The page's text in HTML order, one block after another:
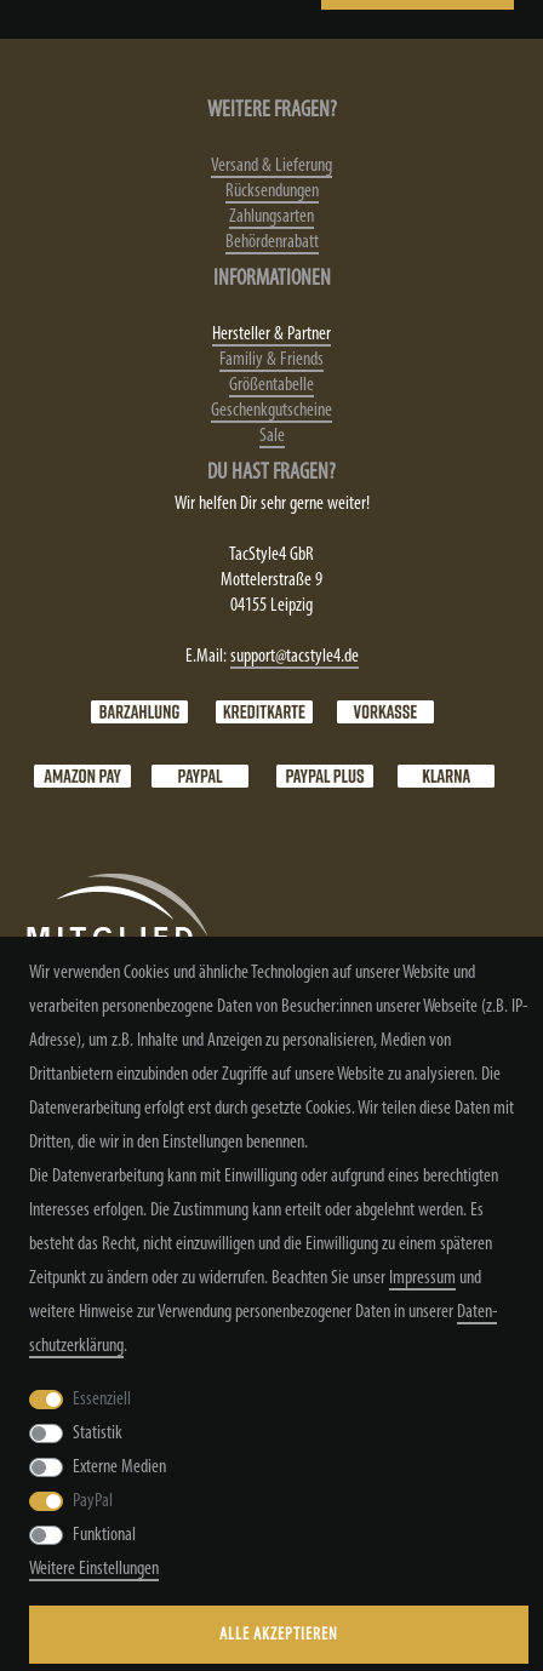
WEITERE FRAGEN?
Versand & Lieferung
Rücksendungen
Zahlungsarten
Behördenrabatt
INFORMATIONEN
Hersteller & Partner
Familiy & Friends
Größentabelle
Geschenkgutscheine
Sale
DU HAST FRAGEN?
Wir helfen Dir sehr gerne weiter!
TacStyle4 GbR
Mottelerstraße 9
04155 Leipzig
E.Mail:support@tacstyle4.de
Alle Preisangaben inkl. MwSt. zzgl. Versand
Widerrufs­recht
© Copyright by TacStyle4 GbR 2026 | Alle Rechte vorbehalten.
Wir verwenden Cookies und ähnliche Technologien auf unserer Website und
verarbeiten personenbezogene Daten von Besucher:innen unserer Webseite (z.B. IP-
Adresse), um z.B. Inhalte und Anzeigen zu personalisieren, Medien von
Drittanbietern einzubinden oder Zugriffe auf unsere Website zu analysieren. Die
Datenverarbeitung erfolgt erst durch gesetzte Cookies. Wir teilen diese Daten mit
Dritten, die wir in den Einstellungen benennen.
Die Datenverarbeitung kann mit Einwilligung oder aufgrund eines berechtigten
Interesses erfolgen. Die Zustimmung kann erteilt oder abgelehnt werden. Es
besteht das Recht, nicht einzuwilligen und die Einwilligung zu einem späteren
Zeitpunkt zu ändern oder zu widerrufen. Beachten Sie unser Impressum und
weitere Hinweise zur Verwendung personenbezogener Daten in unserer Daten­
schutz­erklärung.
Essenziell
Statistik
Externe Medien
PayPal
Funktional
Weitere Einstellungen
ALLE AKZEPTIEREN